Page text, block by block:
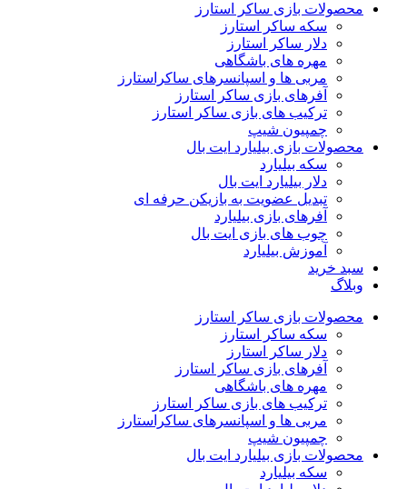
محصولات بازی ساکر استارز
سکه ساکر استارز
دلار ساکر استارز
مهره های باشگاهی
مربی ها و اسپانسرهای ساکراستارز
آفرهای بازی ساکر استارز
ترکیب های بازی ساکر استارز
چمپیون شیپ
محصولات بازی بیلیارد ایت بال
سکه بیلیارد
دلار بیلیارد ایت بال
تبدیل عضویت به بازیکن حرفه ای
آفرهای بازی بیلیارد
چوب های بازی ایت بال
آموزش بیلیارد
سبد خرید
وبلاگ
محصولات بازی ساکر استارز
سکه ساکر استارز
دلار ساکر استارز
آفرهای بازی ساکر استارز
مهره های باشگاهی
ترکیب های بازی ساکر استارز
مربی ها و اسپانسرهای ساکراستارز
چمپیون شیپ
محصولات بازی بیلیارد ایت بال
سکه بیلیارد